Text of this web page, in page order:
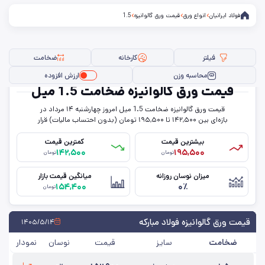
فولاد ایرانیان انواع ورق قیمت ورق گالوانیزه 1.5
فیلتر ها
ضخامت
کارخانه
فیلتر کارخانه
ضخامت
محاسبه وزن
ارزش افزوده
قیمت ورق گالوانیزه ضخامت 1.5 میل
قیمت ورق گالوانیزه ضخامت 1.5 میل امروز چهار‌شنبه ۱۴ مرداد در
بازه‌ای بین ۱۴۲,۵۰۰ تا ۱۹۵,۵۰۰ تومان (بدون احتساب مالیات) قرار
دارد.
بیشترین قیمت
۱۹۵,۵۰۰تومان
کمترین قیمت
۱۴۲,۵۰۰تومان
میزان نوسان روزانه
۰٪
میانگین قیمت بازار
۱۵۴,۴۰۰تومان
قیمت ورق گالوانیزه فولاد مبارکه ۱۴۰۵/۵/۱۴
ضخامت سایز قیمت نوسان نمودار